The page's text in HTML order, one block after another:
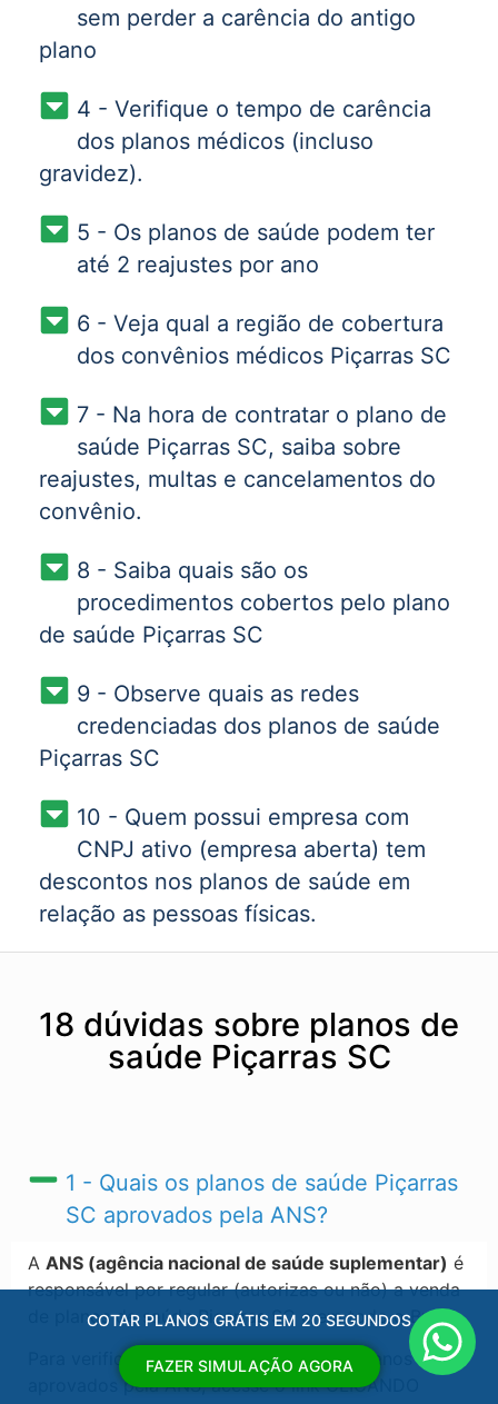
sem perder a carência do antigo
plano
4 - Verifique o tempo de carência
dos planos médicos (incluso
gravidez).
5 - Os planos de saúde podem ter
até 2 reajustes por ano
6 - Veja qual a região de cobertura
dos convênios médicos Piçarras SC
7 - Na hora de contratar o plano de
saúde Piçarras SC, saiba sobre
reajustes, multas e cancelamentos do
convênio.
8 - Saiba quais são os
procedimentos cobertos pelo plano
de saúde Piçarras SC
9 - Observe quais as redes
credenciadas dos planos de saúde
Piçarras SC
10 - Quem possui empresa com
CNPJ ativo (empresa aberta) tem
descontos nos planos de saúde em
relação as pessoas físicas.
18 dúvidas sobre planos de
saúde Piçarras SC
1 - Quais os planos de saúde Piçarras
SC​ aprovados pela ANS?
A ANS (agência nacional de saúde suplementar) é
responsável por regular (autorizas ou não) a venda
de planos de saúde Piçarras SC​ e em todo o Brasil.
Para verificar a ultima atualização dos planos
aprovados pela ANS, acesse o link CLICANDO
COTAR PLANOS GRÁTIS EM 20 SEGUNDOS
FAZER SIMULAÇÃO AGORA